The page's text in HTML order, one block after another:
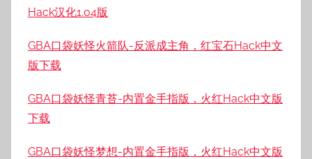
Hack汉化1.04版
GBA口袋妖怪火箭队-反派成主角，红宝石Hack中文
版下载
GBA口袋妖怪青苔-内置金手指版，火红Hack中文版
下载
GBA口袋妖怪梦想-内置金手指版，火红Hack中文版